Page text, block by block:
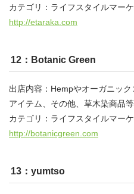
カテゴリ：ライフスタイルマー
http://etaraka.com
12：Botanic Green
出店内容：Hempやオーガニッ
アイテム、その他、草木染商品等
カテゴリ：ライフスタイルマー
http://botanicgreen.com
13：yumtso